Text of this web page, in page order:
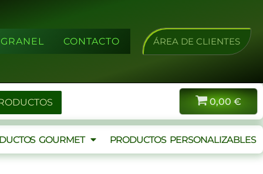
CONTACTO ÁREA DE CLIENTES
0,00 €
GOURMET PRODUCTOS PERSONALIZABLES